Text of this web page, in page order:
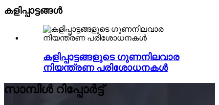
കളിപ്പാട്ടങ്ങൾ
കളിപ്പാട്ടങ്ങളുടെ ഗുണനിലവാര
നിയന്ത്രണ പരിശോധനകൾ
സാമ്പിൾ റിപ്പോർട്ട്